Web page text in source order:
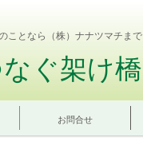
ことなら（株）ナナツマチまで
ぐ架け橋
お問合せ